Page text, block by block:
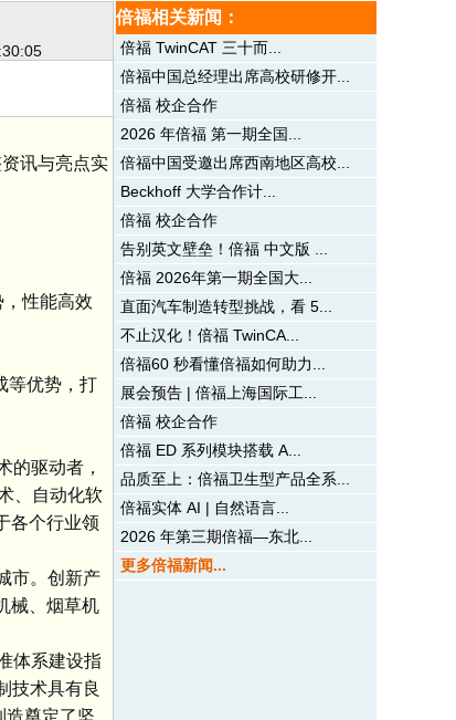
讯与亮点实
性能高效
等优势，打
驱动者，
、自动化软
各个行业领
市。创新产
械、烟草机
体系建设指
技术具有良
造奠定了坚
倍福相关新闻：
倍福 TwinCAT 三十而...
倍福中国总经理出席高校研修开...
倍福 校企合作
2026 年倍福 第一期全国...
倍福中国受邀出席西南地区高校...
Beckhoff 大学合作计...
倍福 校企合作
告别英文壁垒！倍福 中文版 ...
倍福 2026年第一期全国大...
直面汽车制造转型挑战，看 5...
不止汉化！倍福 TwinCA...
倍福60 秒看懂倍福如何助力...
展会预告 | 倍福上海国际工...
倍福 校企合作
倍福 ED 系列模块搭载 A...
品质至上：倍福卫生型产品全系...
倍福实体 AI | 自然语言...
2026 年第三期倍福—东北...
更多倍福新闻...